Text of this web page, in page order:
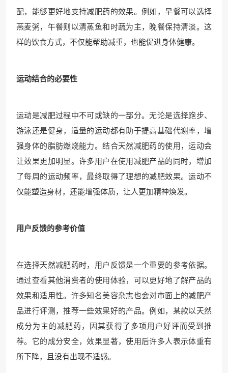
配，能够更好地支持减肥药的效果。例如，早餐可以选择
燕麦粥，午餐则以清蒸鱼和时蔬为主，晚餐保持清淡。这
样的饮食方式，不仅能帮助减重，也能促进身体健康。
运动结合的必要性
运动是减肥过程中不可或缺的一部分。无论是选择跑步、
游泳还是健身，适量的运动都有助于提高基础代谢率，增
强身体的脂肪燃烧能力。结合天然减肥药的使用，运动会
让效果更加明显。许多用户在使用减肥产品的同时，增加
了每周的运动频率，最终取得了理想的减肥效果。运动不
仅能塑造身材，还能增强体质，让人更加精神焕发。
用户反馈的参考价值
在选择天然减肥药时，用户反馈是一个重要的参考依据。
通过查看其他消费者的使用体验，可以更好地了解产品的
效果和适用性。许多知名美容杂志也会对市面上的减肥产
品进行评测，推荐一些效果好的产品。例如，某款以天然
成分为主的减肥药，因其获得了多项用户好评而受到推
荐。它的成分安全，效果显著，使用后许多人表示体重有
所下降，且没有出现不适感。